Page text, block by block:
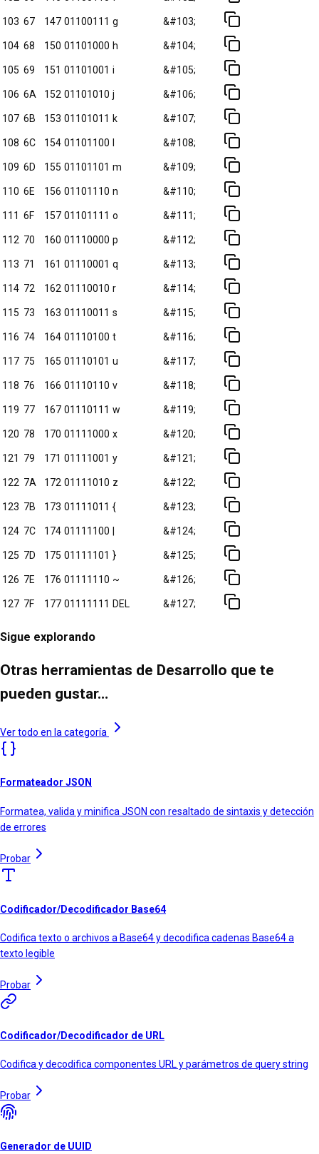
103 67 147 01100111 g &#103;
104 68 150 01101000 h &#104;
105 69 151 01101001 i &#105;
106 6A 152 01101010 j &#106;
107 6B 153 01101011 k &#107;
108 6C 154 01101100 l &#108;
109 6D 155 01101101 m &#109;
110 6E 156 01101110 n &#110;
111 6F 157 01101111 o &#111;
112 70 160 01110000 p &#112;
113 71 161 01110001 q &#113;
114 72 162 01110010 r &#114;
115 73 163 01110011 s &#115;
116 74 164 01110100 t &#116;
117 75 165 01110101 u &#117;
118 76 166 01110110 v &#118;
119 77 167 01110111 w &#119;
120 78 170 01111000 x &#120;
121 79 171 01111001 y &#121;
122 7A 172 01111010 z &#122;
123 7B 173 01111011 { &#123;
124 7C 174 01111100 | &#124;
125 7D 175 01111101 } &#125;
126 7E 176 01111110 ~ &#126;
127 7F 177 01111111 DEL &#127;
Sigue explorando
Otras herramientas de Desarrollo que te
pueden gustar…
Ver todo en la categoría
Formateador JSON
Formatea, valida y minifica JSON con resaltado de sintaxis y detección
de errores
Probar
Codificador/Decodificador Base64
Codifica texto o archivos a Base64 y decodifica cadenas Base64 a
texto legible
Probar
Codificador/Decodificador de URL
Codifica y decodifica componentes URL y parámetros de query string
Probar
Generador de UUID